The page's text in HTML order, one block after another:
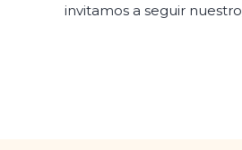
invitamos a seguir nuestro